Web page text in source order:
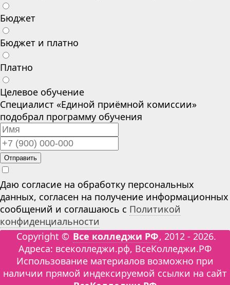
Бюджет
Бюджет и платно
Платно
Целевое обучение
Специалист «Единой приёмной комиссии»
подобрал программу обучения
Отправить
Даю согласие на обработку персональных
данных, согласен на получение информационных
сообщений и соглашаюсь с Политикой
конфиденциальности
Copyright © Все колледжи РФ, 2012 - 2026.
Адреса: всеколледжи.рф, ВсеКолледжи.РФ
Использование материалов возможно при
наличии прямой индексируемой ссылки на сайт